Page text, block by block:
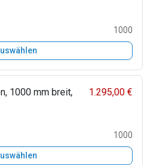
1000
1000 mm breit,
1.295,00 €
1000